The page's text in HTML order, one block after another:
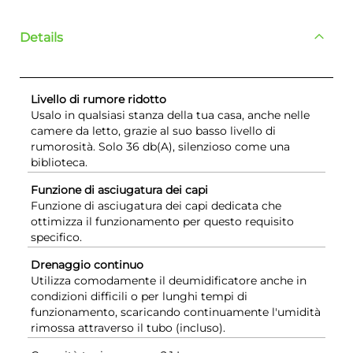
Details
Livello di rumore ridotto
Usalo in qualsiasi stanza della tua casa, anche nelle
camere da letto, grazie al suo basso livello di
rumorosità. Solo 36 db(A), silenzioso come una
biblioteca.
Funzione di asciugatura dei capi
Funzione di asciugatura dei capi dedicata che
ottimizza il funzionamento per questo requisito
specifico.
Drenaggio continuo
Utilizza comodamente il deumidificatore anche in
condizioni difficili o per lunghi tempi di
funzionamento, scaricando continuamente l'umidità
rimossa attraverso il tubo (incluso).